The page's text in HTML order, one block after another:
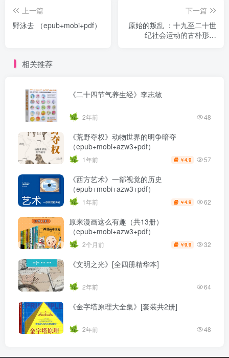
上一篇
野泳去 （epub+mobi+pdf）
下一篇
原始的叛乱 ：十九至二十世
纪社会运动的古朴形式
相关推荐
《二十四节气养生经》李志敏
2年前 48
《荒野夺权》动物世界的明争暗夺
（epub+mobi+azw3+pdf）
1年前 ￥4.9 57
《西方艺术》一部视觉的历史
（epub+mobi+azw3+pdf）
1年前 ￥4.9 62
原来漫画这么有趣（共13册）
（epub+mobi+azw3+pdf）
2个月前 ￥9.9 32
《文明之光》[全四册精华本]
2年前 64
《金字塔原理大全集》[套装共2册]
2年前 48